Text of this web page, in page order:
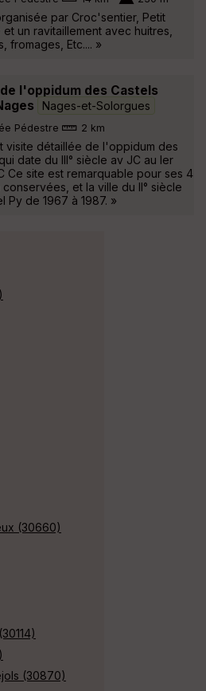
par Croc'sentier, Petit
un ravitaillement avec huitres,
fromages, Etc.... »
l'oppidum des Castels
Nages-et-Solorgues
Pédestre 2 km
visite détaillée de l'oppidum des
date du III° siècle av JC au Ier
Ce site est remarquable pour ses 4
et la ville du II° siècle
Py de 1967 à 1987. »
(30660)
(30870)